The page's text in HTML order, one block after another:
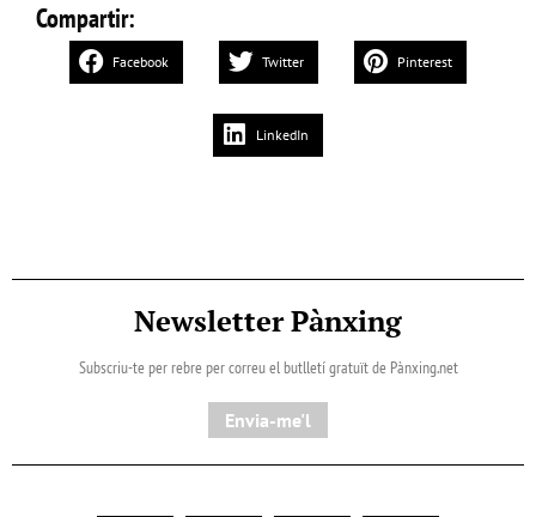
Compartir:
Facebook Twitter Pinterest
LinkedIn
Newsletter Pànxing
Subscriu-te per rebre per correu el butlletí gratuït de Pànxing.net​
Envia-me'l